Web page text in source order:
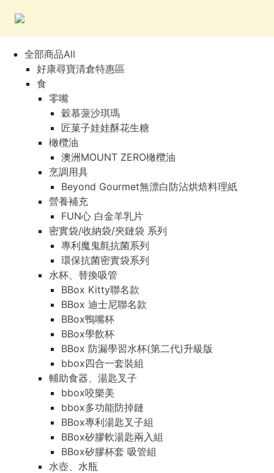
全部商品All
好康尋寶清倉特惠區
食
零嘴
穀慕蒎沙琪瑪
匠菓子娃娃酥花生糖
橄欖油
澳洲MOUNT ZERO橄欖油
烹調用具
Beyond Gourmet無漂白防沾烘焙料理紙
營養補充
FUN心 白金羊乳片
密實袋/收納袋/夾鏈袋 系列
專利魔鬼氈抗菌系列
環保抗菌密實袋系列
水杯、替換吸管
BBox Kitty聯名款
BBox 迪士尼聯名款
BBox鴨嘴杯
BBox學飲杯
BBox 防漏學習水杯(第二代)升級版
bbox四合一套裝組
輔助食器、湯匙叉子
bbox咬樂美
bbox多功能防掉鏈
BBox專利湯匙叉子組
BBox矽膠軟湯匙兩入組
BBox矽膠杯套 吸管組
水壺、水瓶